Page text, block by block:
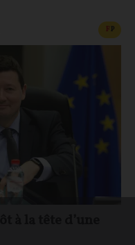
FP